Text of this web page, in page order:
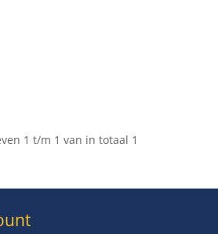
1 t/m 1 van in totaal 1